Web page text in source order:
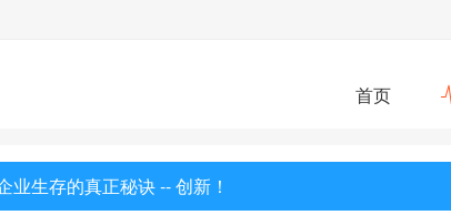
首页
业生存的真正秘诀 -- 创新！